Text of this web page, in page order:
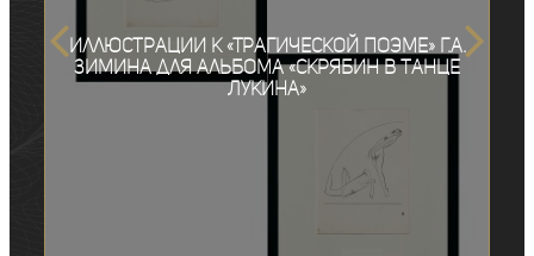
Иллюстрации к «Трагической поэме» Г.А.
Зимина для альбома «Скрябин в танце
Лукина»